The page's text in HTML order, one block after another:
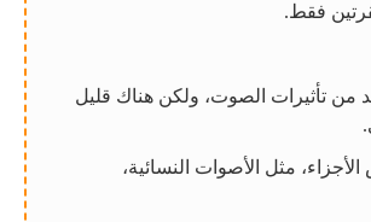
فقط.
من تأثيرات الصوت، ولكن هناك قليل
مثل الأصوات النسائية،